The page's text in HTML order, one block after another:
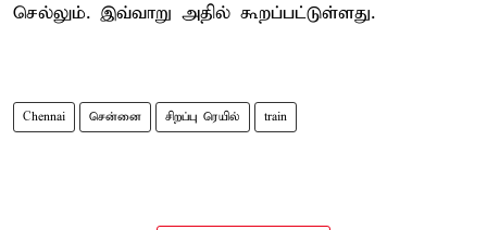
செல்லும். இவ்வாறு அதில் கூறப்பட்டுள்ளது.
Chennai சென்னை சிறப்பு ரெயில் train